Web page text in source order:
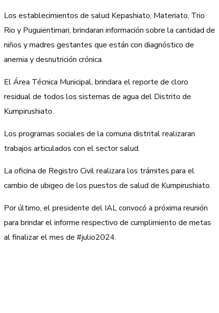
Los establecimientos de salud Kepashiato, Materiato, Trio
Rio y Puguientimari, brindaran información sobre la cantidad de
niños y madres gestantes que están con diagnóstico de
anemia y desnutrición crónica.
El Área Técnica Municipal, brindara el reporte de cloro
residual de todos los sistemas de agua del Distrito de
Kumpirushiato.
Los programas sociales de la comuna distrital realizaran
trabajos articulados con el sector salud.
La oficina de Registro Civil realizara los trámites para el
cambio de ubigeo de los puestos de salud de Kumpirushiato.
Por último, el presidente del IAL convocó a próxima reunión
para brindar el informe respectivo de cumplimiento de metas
al finalizar el mes de #julio2024.